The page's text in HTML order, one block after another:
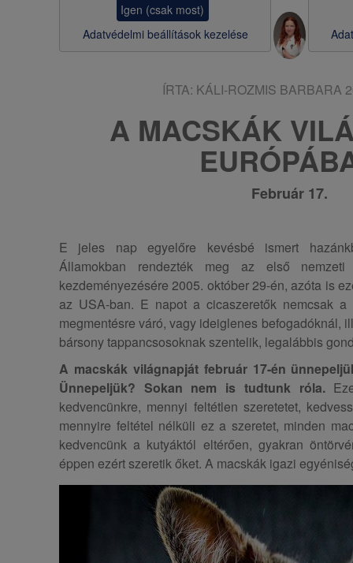
Igen (csak most)
Adatvédelmi beállítások kezelése
ÍRTA: KÁLI-ROZMIS BARBARA
A MACSKÁK
Február 17.
E jeles nap egyelőre kevésbé ismert
Államokban rendezték meg az első nemzeti
kezdeményezésére 2005. október 29-én, azóta is
az USA-ban. E napot a cicaszeretők nemcsak
megmentésre váró, vagy ideiglenes befogadóknál,
bársony tappancsosoknak szentelik, legalábbis
A macskák világnapját február 17-én
Ünnepeljük? Sokan nem is tudtunk róla.
kedvencünkre, mennyi feltétlen szeretetet,
mennyire feltétel nélküli ez a szeretet, minden
kedvencünk a kutyáktól eltérően, gyakran
éppen ezért szeretik őket. A macskák igazi